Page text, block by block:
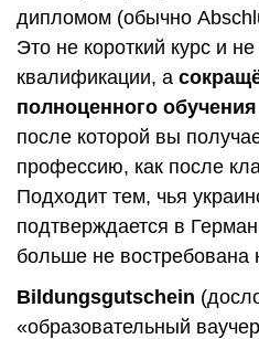
дипломом (обычно
Это не короткий курс и
квалификации, а
полноценного
после которой вы
профессию, как после
Подходит тем, чья
подтверждается в
больше не востребована
Bildungsgutschein
«образовательный